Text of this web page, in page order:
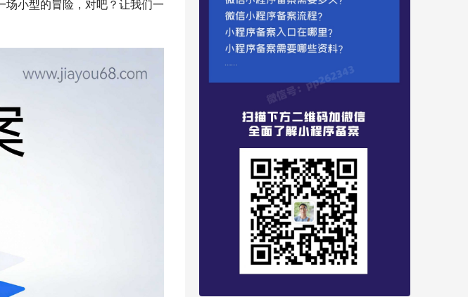
小型的冒险，对吧？让我们一